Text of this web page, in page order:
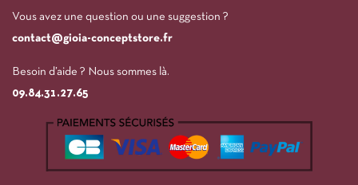
Vous avez une question ou une suggestion ?
contact@gioia-conceptstore.fr
Besoin d’aide ? Nous sommes là.
09.84.31.27.65